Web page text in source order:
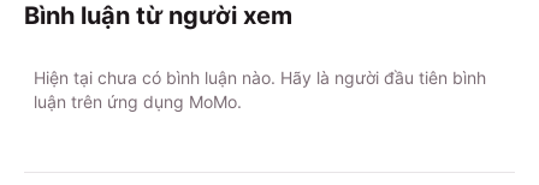
Bình luận từ người xem
Hiện tại chưa có bình luận nào. Hãy là người đầu tiên bình
luận trên ứng dụng MoMo.